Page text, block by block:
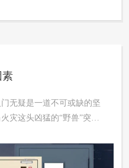
素
无疑是一道不可或缺的坚
灾这头凶猛的“野兽”突然
特定区域，竭力延缓其扩
的屏障，有效遏制火灾的